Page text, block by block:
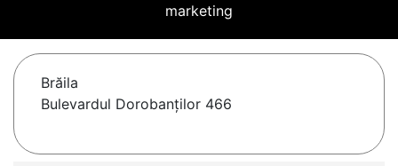
marketing
Brăila
Bulevardul Dorobanților 466